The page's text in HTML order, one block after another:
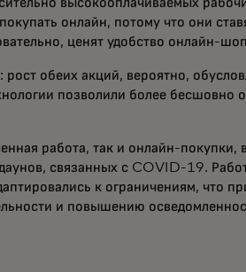
онлайн, потому что они
ценят удобство онлайн-
рост обеих акций, вероятно,
позволили более бесшовно
работа, так и онлайн-
связанных с COVID-19.
к ограничениям, что
и повышению